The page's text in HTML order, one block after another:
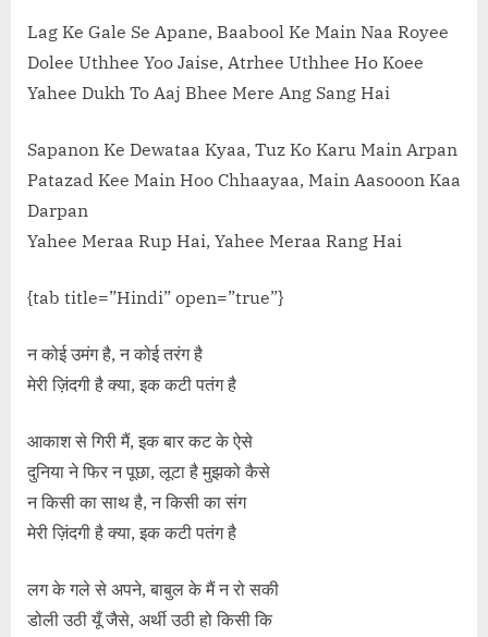
Lag Ke Gale Se Apane, Baabool Ke Main Naa Royee
Dolee Uthhee Yoo Jaise, Atrhee Uthhee Ho Koee
Yahee Dukh To Aaj Bhee Mere Ang Sang Hai
Sapanon Ke Dewataa Kyaa, Tuz Ko Karu Main Arpan
Patazad Kee Main Hoo Chhaayaa, Main Aasooon Kaa
Darpan
Yahee Meraa Rup Hai, Yahee Meraa Rang Hai
{tab title=”Hindi” open=”true”}
न कोई उमंग है, न कोई तरंग है
मेरी ज़िंदगी है क्या, इक कटी पतंग है
आकाश से गिरी मैं, इक बार कट के ऐसे
दुनिया ने फिर न पूछा, लूटा है मुझको कैसे
न किसी का साथ है, न किसी का संग
मेरी ज़िंदगी है क्या, इक कटी पतंग है
लग के गले से अपने, बाबुल के मैं न रो सकी
डोली उठी यूँ जैसे, अर्थी उठी हो किसी कि